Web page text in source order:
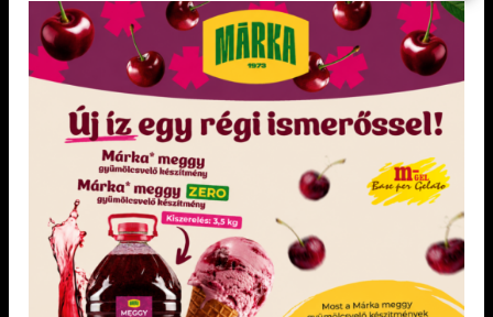
KEDVENCEM!
CUKRÁSZAT
Darabos Áfonya kenhető/süthető
gyümölcskészítmény
Kenhető, sütésálló lekvár áfonya
darabokkal
KEDVENCEM!
CUKRÁSZAT
PRIMO PUDING VANÍLIA
Főzős pudingpor